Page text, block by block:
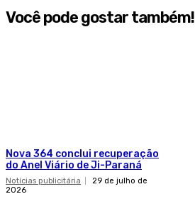
Você pode gostar também!
Nova 364 conclui recuperação
do Anel Viário de Ji-Paraná
Notícias publicitária
29 de julho de
2026